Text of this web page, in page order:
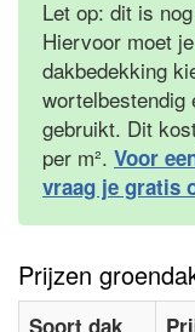
Let op: dit is
Hiervoor moet
dakbedekking
wortelbestendig
gebruikt. Dit
per m². Voor
vraag je gratis
Prijzen